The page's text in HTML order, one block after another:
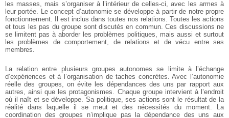
les masses, mais s’organiser à l’intérieur de celles-ci, avec les armes à
leur portée. Le concept d’autonomie se développe à partir de notre propre
fonctionnement. Il est inclus dans toutes nos relations. Toutes les actions
et tous les pas du groupe sont discutés en commun. Ces discussions ne
se limitent pas à aborder les problèmes politiques, mais aussi et surtout
les problèmes de comportement, de relations et de vécu entre ses
membres.
La relation entre plusieurs groupes autonomes se limite à l’échange
d’expériences et à l’organisation de taches concrètes. Avec l’autonomie
réelle des groupes, on évite les dépendances des uns par rapport aux
autres, ainsi que les protagonismes. Chaque groupe intervient à l’endroit
où il naît et se développe. Sa politique, ses actions sont le résultat de la
réalité dans laquelle il se meut et des nécessités du moment. La
coordination des groupes n’implique pas la dépendance des uns aux